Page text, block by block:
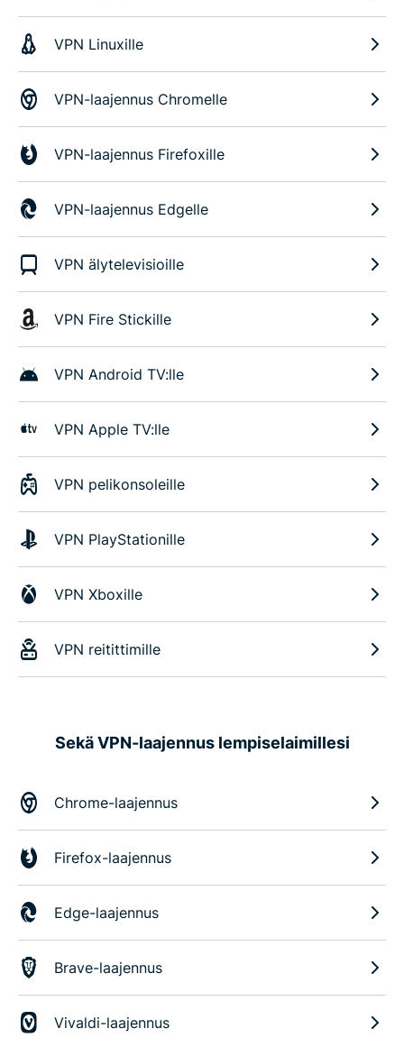
VPN Linuxille
VPN-laajennus Chromelle
VPN-laajennus Firefoxille
VPN-laajennus Edgelle
VPN älytelevisioille
VPN Fire Stickille
VPN Android TV:lle
VPN Apple TV:lle
VPN pelikonsoleille
VPN PlayStationille
VPN Xboxille
VPN reitittimille
Sekä VPN-laajennus lempiselaimillesi
Chrome-laajennus
Firefox-laajennus
Edge-laajennus
Brave-laajennus
Vivaldi-laajennus